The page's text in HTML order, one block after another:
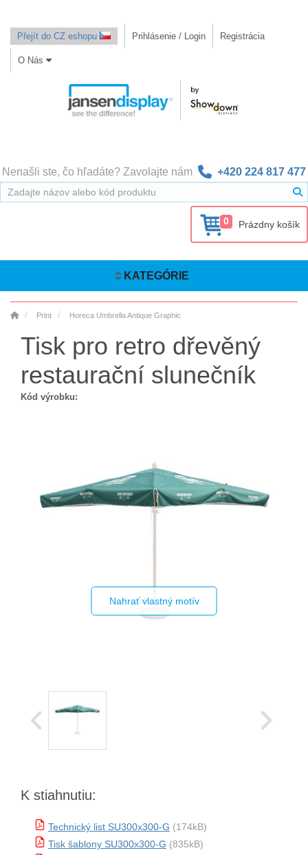
Přejít do CZ eshopu Prihlásenie / Login Registrácia
O Nás
Nenašli ste, čo hľadáte? Zavolajte nám +420 224 817 477
0 Prázdny košík
KATEGÓRIE
Print Horeca Umbrella Antique Graphic
Tisk pro retro dřevěný
restaurační slunečník
Kód výrobku:
Nahrať vlastný motív
K stiahnutiu:
Technický list SU300x300-G (174kB)
Tisk šablony SU300x300-G (835kB)